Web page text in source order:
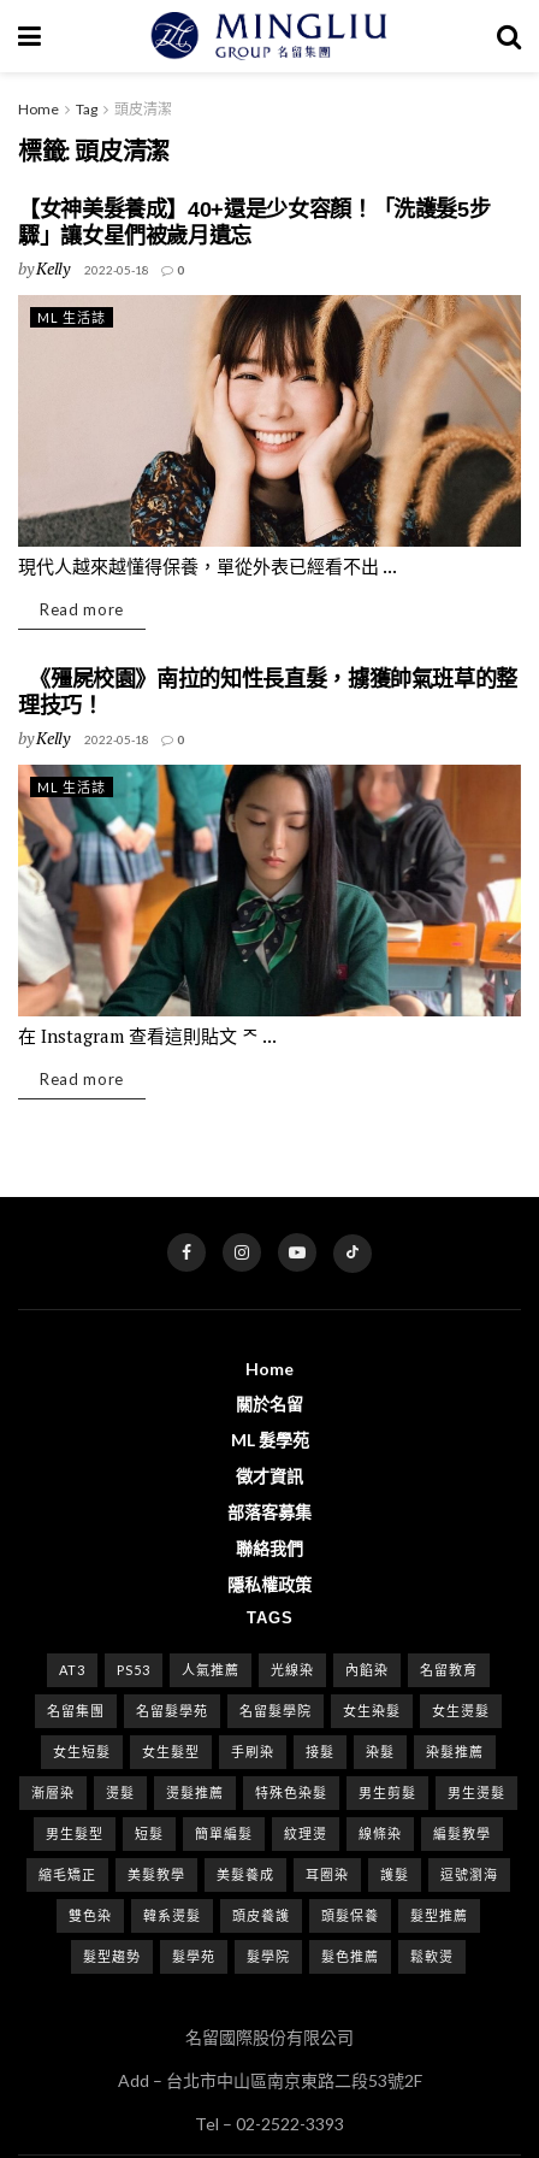
Home Tag 頭皮清潔
標籤:頭皮清潔
【女神美髮養成】40+還是少女容顏！「洗護髮5步
驟」讓女星們被歲月遺忘
byKelly 2022-05-18 0
ML 生活誌
現代人越來越懂得保養，單從外表已經看不出 ...
Read more
《殭屍校園》南拉的知性長直髮，擄獲帥氣班草的整
理技巧！
byKelly 2022-05-18 0
ML 生活誌
在 Instagram 查看這則貼文 ᄌ ...
Read more
Home
關於名留
ML 髮學苑
徵才資訊
部落客募集
聯絡我們
隱私權政策
TAGS
AT3 PS53 人氣推薦 光線染 內餡染 名留教育
名留集團 名留髮學苑 名留髮學院 女生染髮 女生燙髮
女生短髮 女生髮型 手刷染 接髮 染髮 染髮推薦
漸層染 燙髮 燙髮推薦 特殊色染髮 男生剪髮 男生燙髮
男生髮型 短髮 簡單編髮 紋理燙 線條染 編髮教學
縮毛矯正 美髮教學 美髮養成 耳圈染 護髮 逗號瀏海
雙色染 韓系燙髮 頭皮養護 頭髮保養 髮型推薦
髮型趨勢 髮學苑 髮學院 髮色推薦 鬆軟燙
名留國際股份有限公司
Add – 台北市中山區南京東路二段53號2F
Tel – 02-2522-3393